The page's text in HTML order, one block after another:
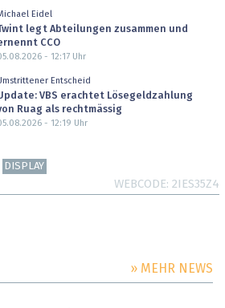
Eidel
legt Abteilungen zusammen und
CCO
- 12:17Uhr
Entscheid
VBS erachtet Lösegeldzahlung
Ruag als rechtmässig
- 12:19 Uhr
DISPLAY
WEBCODE 2IES35Z4
» MEHR NEWS